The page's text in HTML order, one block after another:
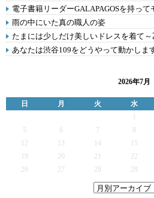
電子書籍リーダーGALAPAGOSを持って
雨の中にいた真の職人の姿
たまには少しだけ美しいドレスを着て
あなたは渋谷109をどうやって動かしま
2026年7月
日 月 火 水
5
6 7
12
13 14 15
19
20 21 22
26
27 28 29